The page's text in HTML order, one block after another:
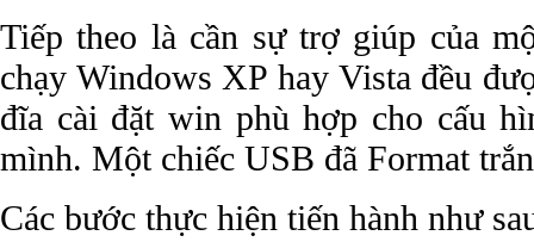
Tiếp theo là cần sự trợ giúp của
chạy Windows XP hay Vista đều
đĩa cài đặt win phù hợp cho cấu
mình. Một chiếc USB đã Format
Các bước thực hiện tiến hành như